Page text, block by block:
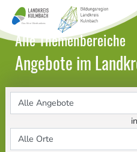
Landkreis
Alle Themenbereiche
Angebote im
Themenbereich
in
Ort